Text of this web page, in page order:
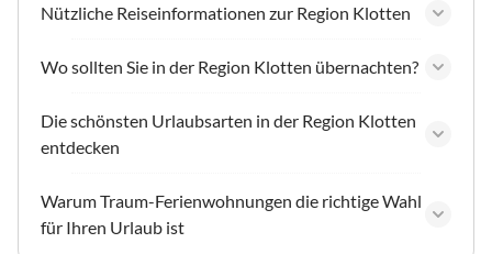
Nützliche Reiseinformationen zur Region Klotten
Wo sollten Sie in der Region Klotten übernachten?
Die schönsten Urlaubsarten in der Region Klotten
entdecken
Warum Traum-Ferienwohnungen die richtige Wahl
für Ihren Urlaub ist